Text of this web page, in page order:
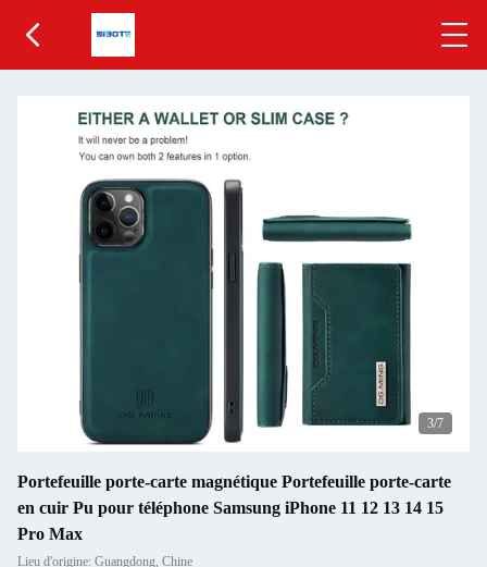
4/7
Portefeuille porte-carte magnétique Portefeuille porte-carte
en cuir Pu pour téléphone Samsung iPhone 11 12 13 14 15
Pro Max
Lieu d'origine: Guangdong, Chine